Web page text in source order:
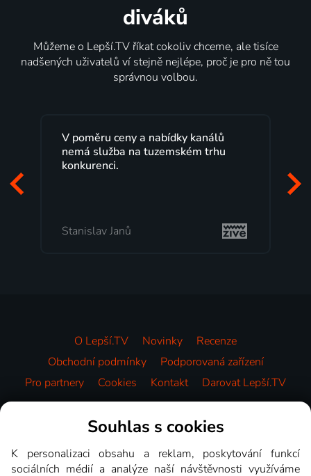
diváků
Můžeme o Lepší.TV říkat cokoliv chceme, ale tisíce
nadšených uživatelů ví stejně nejlépe, proč je pro ně tou
správnou volbou.
nabídky kanálů
trhu
Lepší.TV sleduji už několik
maximální spokojeností.
začátek programu, to je
Milada Tomešová
O Lepší.TV Novinky
Recenze
Obchodní podmínky
Podporovaná zařízení
Pro partnery
Cookies Kontakt Darovat Lepší.TV
Videotéka
Souhlas s cookies
K personalizaci obsahu a reklam, poskytování funkcí
sociálních médií a analýze naší návštěvnosti využíváme